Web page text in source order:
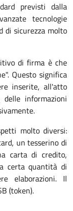
previsti dalla
tecnologie
di sicurezza molto
di firma è che
Questo significa
inserite, all'atto
delle informazioni
molto diversi:
un tesserino di
carta di credito,
certa quantità di
elaborazioni. Il
(token).